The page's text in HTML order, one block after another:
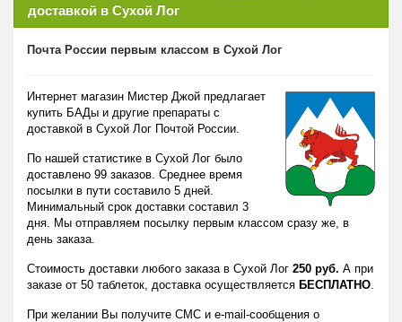
доставкой в Сухой Лог
Почта России первым классом в Сухой Лог
Интернет магазин Мистер Джой предлагает
купить БАДы и другие препараты с
доставкой в Сухой Лог Почтой России.
По нашей статистике в Сухой Лог было
доставлено 99 заказов. Среднее время
посылки в пути составило 5 дней.
Минимальный срок доставки составил 3
дня. Мы отправляем посылку первым классом сразу же, в
день заказа.
Стоимость доставки любого заказа в Сухой Лог 250 руб. А при
заказе от 50 таблеток, доставка осуществляется БЕСПЛАТНО.
При желании Вы получите СМС и e-mail-сообщения о